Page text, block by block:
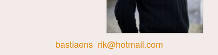
bastiaens_rik@hotmail.com